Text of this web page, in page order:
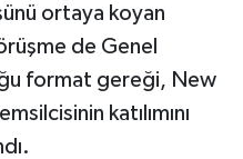
ortaya koyan
de Genel
format gereği, New
katılımını